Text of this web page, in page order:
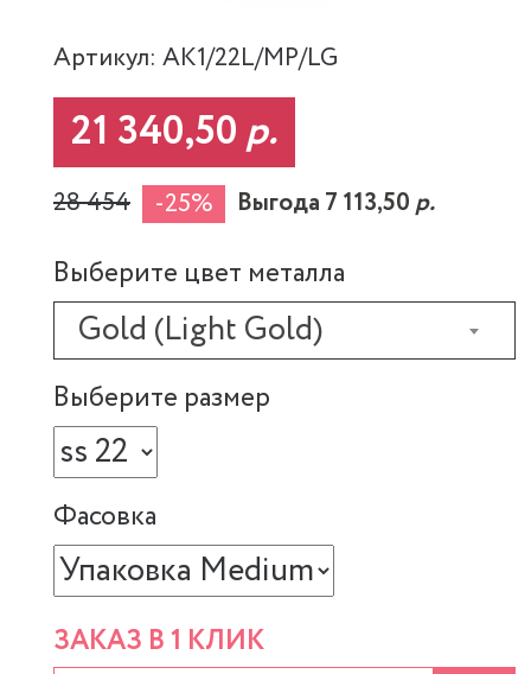
Артикул: AK1/22L/MP/LG
21 340,50р.
28 454 -25% Выгода 7 113,50р.
Выберите цвет металла
Gold (Light Gold)
Выберите размер
Фасовка
ЗАКАЗ В 1 КЛИК